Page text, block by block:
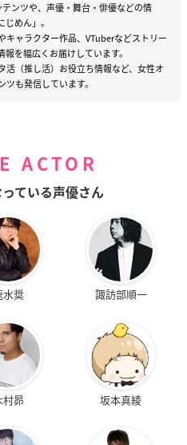
ンツや、声優・舞台・俳優などの情
めん」。
キャラクター作品、VTuberなどストリー
を幅広くお届けしています。
活（推し活）お役立ち情報など、女性オ
も発信しています。
ACTOR
ている声優さん
水奨 諏訪部順一
村昴 坂本真綾